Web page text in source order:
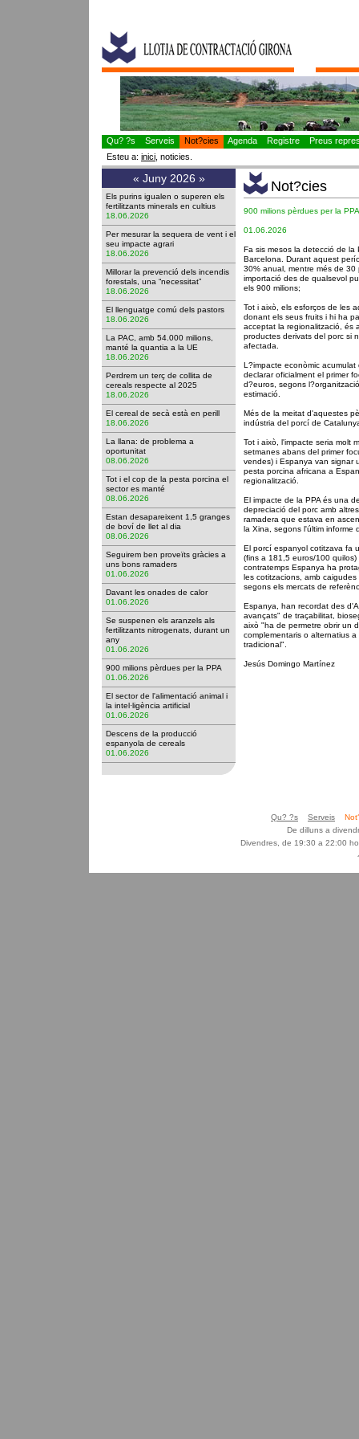
Qu? ?s Serveis Not?cies Agenda Registre
Preus
Esteu a: inici , noticies.
« Juny 2026 »
Els purins igualen o superen els
fertilitzants minerals en cultius
18.06.2026
Per mesurar la sequera de vent i el
seu impacte agrari
18.06.2026
Millorar la prevenció dels incendis
forestals, una “necessitat”
18.06.2026
El llenguatge comú dels pastors
18.06.2026
La PAC, amb 54.000 milions,
manté la quantia a la UE
18.06.2026
Perdrem un terç de collita de
cereals respecte al 2025
18.06.2026
El cereal de secà està en perill
18.06.2026
La llana: de problema a
oportunitat
08.06.2026
Tot i el cop de la pesta porcina el
sector es manté
08.06.2026
Estan desapareixent 1,5 granges
de boví de llet al dia
08.06.2026
Seguirem ben proveïts gràcies a
uns bons ramaders
01.06.2026
Davant les onades de calor
01.06.2026
Se suspenen els aranzels als
fertilitzants nitrogenats, durant un
any
01.06.2026
900 milions pèrdues per la PPA
01.06.2026
El sector de l'alimentació animal i
la intel·ligència artificial
01.06.2026
Descens de la producció
espanyola de cereals
01.06.2026
Not?cies
900 milions pèrdues per la PPA
01.06.2026
Fa sis mesos la detecció de la
Barcelona. Durant aquest
30% anual, mentre més de
importació des de qualsevol
els 900 milions;
Tot i això, els esforços de les
donant els seus fruits i hi ha
acceptat la regionalització, és
productes derivats del porc si
afectada.
L?impacte econòmic
declarar oficialment el primer
d?euros, segons
estimació.
Més de la meitat d'aquestes
indústria del porcí de
Tot i això, l'impacte seria molt
setmanes abans del primer
vendes) i Espanya van signar
pesta porcina africana a
regionalització.
El impacte de la PPA és una
depreciació del porc amb
ramadera que estava en
la Xina, segons l'últim informe
El porcí espanyol cotitzava fa
(fins a 181,5 euros/100
contratemps Espanya ha
les cotitzacions, amb
segons els mercats de
Espanya, han recordat des
avançats" de traçabilitat,
això "ha de permetre obrir un
complementaris o alternatius
tradicional".
Jesús Domingo Martínez
Qu? ?s Serveis
De dilluns a
Divendres, de 19:30 a 22:00